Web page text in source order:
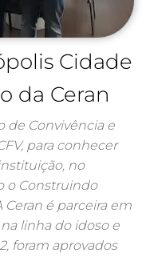
Cidade
da Ceran
de Convivência e
para conhecer
no
o Construindo
Ceran é parceira em
linha do idoso e
foram aprovados